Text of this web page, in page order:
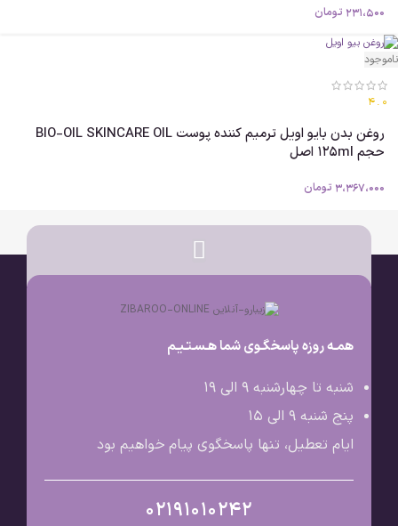
231،500 تومان
ناموجود
4.0
روغن بدن بایو اویل ترمیم کننده پوست BIO-OIL SKINCARE OIL
حجم 125ml اصل
3،367،000 تومان
همـه روزه پاسخگـوی شما هـسـتـیـم
شنبه تا چهارشنبه 9 الی ۱۹
پنج شنبه 9 الی ۱۵
ایام تعطیل، تنها پاسخگوی پیام خواهیم بود
02191010242